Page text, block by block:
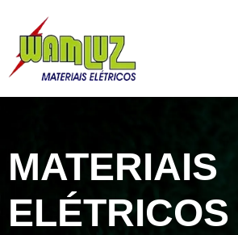
MATERIAIS
ELÉTRICOS